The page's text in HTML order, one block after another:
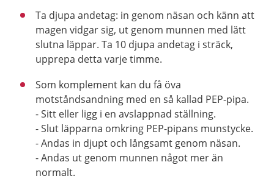
Ta djupa andetag: in genom näsan och känn att
magen vidgar sig, ut genom munnen med lätt
slutna läppar. Ta 10 djupa andetag i sträck,
upprepa detta varje timme.
Som komplement kan du få öva
motståndsandning med en så kallad PEP-pipa.
- Sitt eller ligg i en avslappnad ställning.
- Slut läpparna omkring PEP-pipans munstycke.
- Andas in djupt och långsamt genom näsan.
- Andas ut genom munnen något mer än
normalt.